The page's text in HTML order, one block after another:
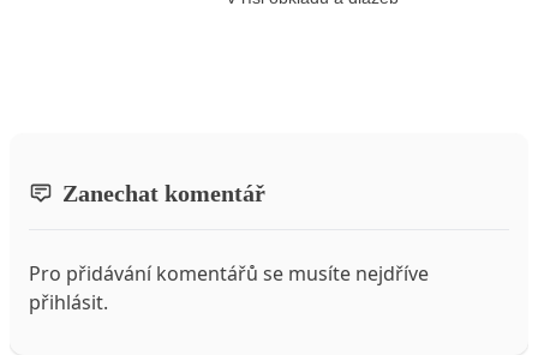
Zanechat komentář
Pro přidávání komentářů se musíte nejdříve
přihlásit.